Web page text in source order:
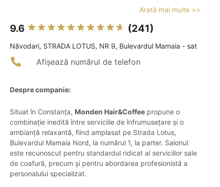
Arată mai multe >>
9.6 (241)
Năvodari, STRADA LOTUS, NR 9, Bulevardul Mamaia - sat
Afișează numărul de telefon
Despre companie:
Situat în Constanța, Monden Hair&Coffee propune o
combinație inedită între serviciile de înfrumusețare și o
ambianță relaxantă, fiind amplasat pe Strada Lotus,
Bulevardul Mamaia Nord, la numărul 1, la parter. Salonul
este recunoscut pentru standardul ridicat al serviciilor sale
de coafură, precum și pentru abordarea profesionistă a
personalului specializat.